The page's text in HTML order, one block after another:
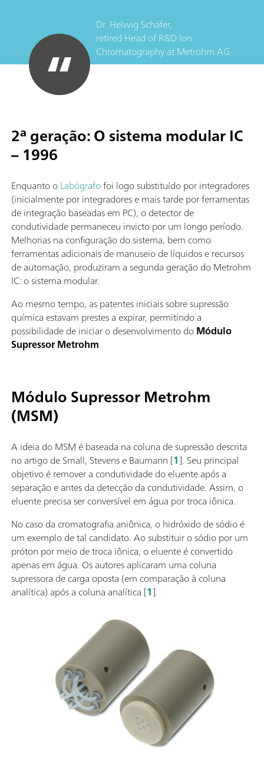
Dr. Helwig Schäfer,
retired Head of R&D Ion
ChromatographyatMetrohm AG
2ª geração: O sistema modular IC
– 1996
Enquanto oLabógrafofoi logo substituído por integradores
(inicialmente por integradores e mais tarde por ferramentas
de integração baseadas em PC), o detector de
condutividade permaneceu invicto por um longo período.
Melhorias na configuração do sistema, bem como
ferramentas adicionais de manuseio de líquidos e recursos
de automação, produziram a segunda geração do Metrohm
IC: o sistema modular.
Ao mesmo tempo, as patentes iniciais sobre supressão
química estavam prestes a expirar, permitindo a
possibilidade de iniciar o desenvolvimento doMódulo
Supressor Metrohm.
Módulo Supressor Metrohm
(MSM)
A ideia do MSM é baseada na coluna de supressão descrita
no artigo de Small, Stevens e Baumann [1]. Seu principal
objetivo é remover a condutividade do eluente após a
separação e antes da detecção da condutividade. Assim, o
eluente precisa ser conversível em água por troca iônica.
No caso da cromatografia aniônica, o hidróxido de sódio é
um exemplo de tal candidato. Ao substituir o sódio por um
próton por meio de troca iônica, o eluente é convertido
apenas em água. Os autores aplicaram uma coluna
supressora de carga oposta (em comparação à coluna
analítica) após a coluna analítica [1].